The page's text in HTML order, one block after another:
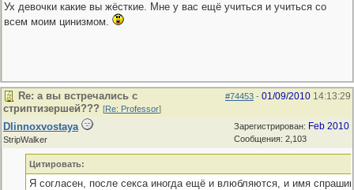
Ух девочки какие вы жёсткие. Мне у вас ещё учиться и учиться со
всем моим цинизмом.
#74453 - 01/09/2010 14:13:29
Re: а вы встречались с
стриптизершей??? [Re: Professor]
Зарегистрирован: Feb 2010
Сообщения: 2,103
Dlinnoxvostaya
StripWalker
Цитировать:
Я согласен, после секса иногда ещё и влюбляются, и имя